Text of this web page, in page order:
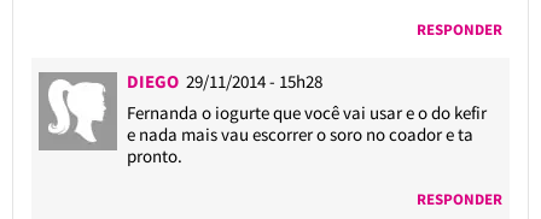
RESPONDER
DIEGO29/11/2014 - 15h28
Fernanda o iogurte que você vai usar e o do kefir
e nada mais vau escorrer o soro no coador e ta
pronto.
RESPONDER